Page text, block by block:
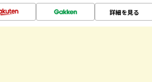
詳細を見る